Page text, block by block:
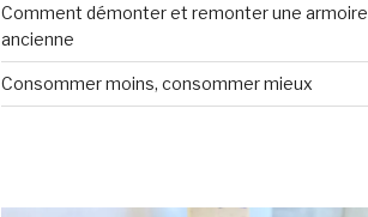
Comment démonter et remonter une armoire
ancienne
Consommer moins, consommer mieux